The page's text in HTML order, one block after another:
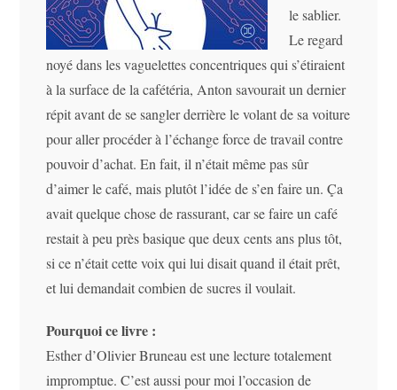
le sablier.
Le regard
noyé dans les vaguelettes concentriques qui s’étiraient
à la surface de la cafétéria, Anton savourait un dernier
répit avant de se sangler derrière le volant de sa voiture
pour aller procéder à l’échange force de travail contre
pouvoir d’achat. En fait, il n’était même pas sûr
d’aimer le café, mais plutôt l’idée de s’en faire un. Ça
avait quelque chose de rassurant, car se faire un café
restait à peu près basique que deux cents ans plus tôt,
si ce n’était cette voix qui lui disait quand il était prêt,
et lui demandait combien de sucres il voulait.
Pourquoi ce livre :
Esther d’Olivier Bruneau est une lecture totalement
impromptue. C’est aussi pour moi l’occasion de